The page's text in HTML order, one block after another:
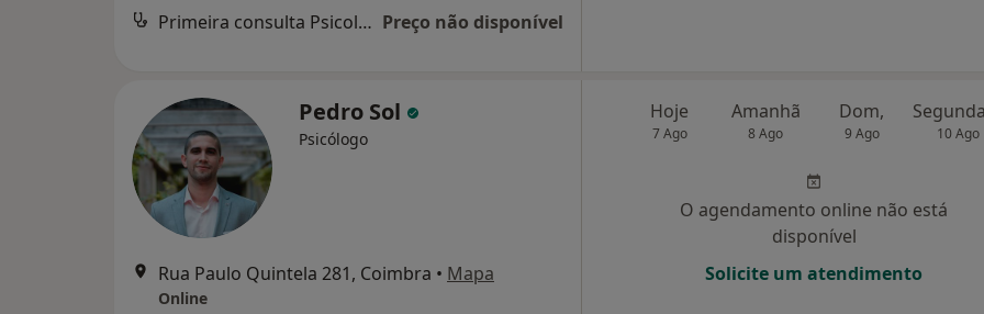
Primeira consulta Psicologia Preço não disponível
Pedro Sol
Psicólogo
Rua Paulo Quintela 281, Coimbra • Mapa
Online
Hoje
7 Ago
Amanhã
8 Ago
Dom,
9 Ago 10 Ago
O agendamento online não está
disponível
Solicite um atendimento